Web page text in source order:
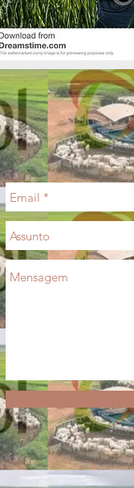
PARA